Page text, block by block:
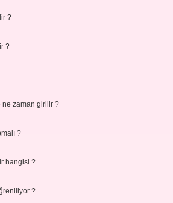
?
?
ne zaman girilir ?
?
hangisi ?
?